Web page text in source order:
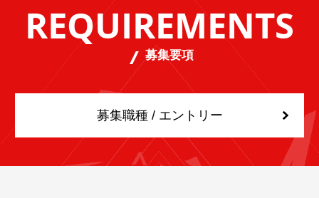
REQUIREMENTS
募集要項
募集職種 / エントリー